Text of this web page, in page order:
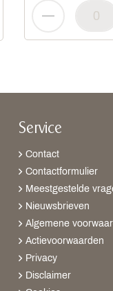
Service
Contact
Contactformulier
Meestgestelde
Nieuwsbrieven
Algemene
Actievoorwaarden
Privacy
Disclaimer